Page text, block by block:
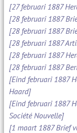
[27 februari 1887
[28 februari 1887
[28 februari 1887
[28 februari 1887
[28 februari 1887
[28 februari 1887
[Eind februari 1887
Haard]
[Eind februari 1887
Société Nouvelle]
[1 maart 1887 Brief